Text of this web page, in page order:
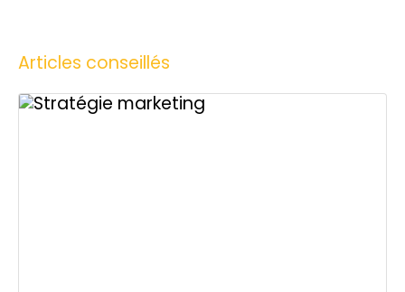
Articles conseillés